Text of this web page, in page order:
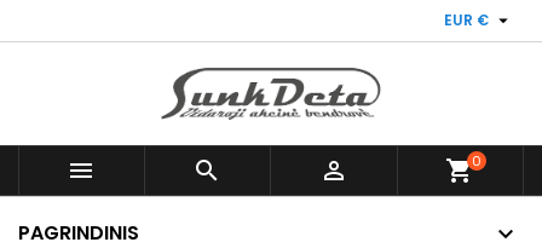
EUR € 
   shopping_cart0
PAGRINDINIS